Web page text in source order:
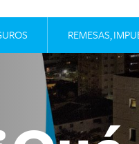
REMESAS,